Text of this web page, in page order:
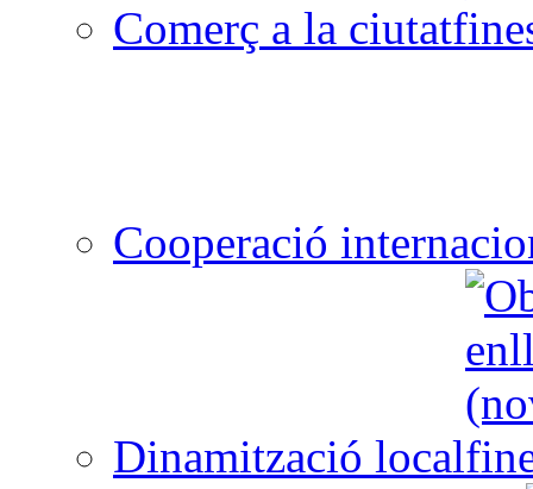
Comerç a la ciutat
Cooperació
Dinamització local